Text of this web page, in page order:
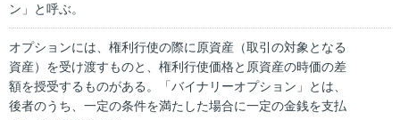
ン」と呼ぶ。
オプションには、権利行使の際に原資産（取引の対象となる
資産）を受け渡すものと、権利行使価格と原資産の時価の差
額を授受するものがある。「バイナリーオプション」とは、
後者のうち、一定の条件を満たした場合に一定の金銭を支払